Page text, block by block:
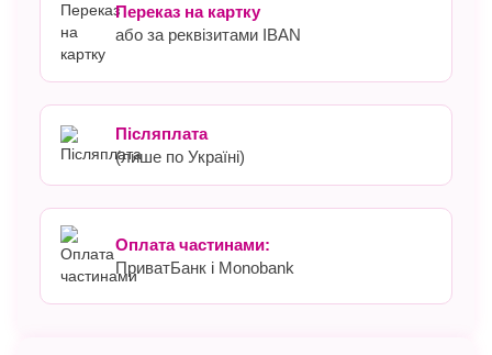
Переказ на картку
або за реквізитами IBAN
Післяплата
(лише по Україні)
Оплата частинами:
ПриватБанк і Monobank